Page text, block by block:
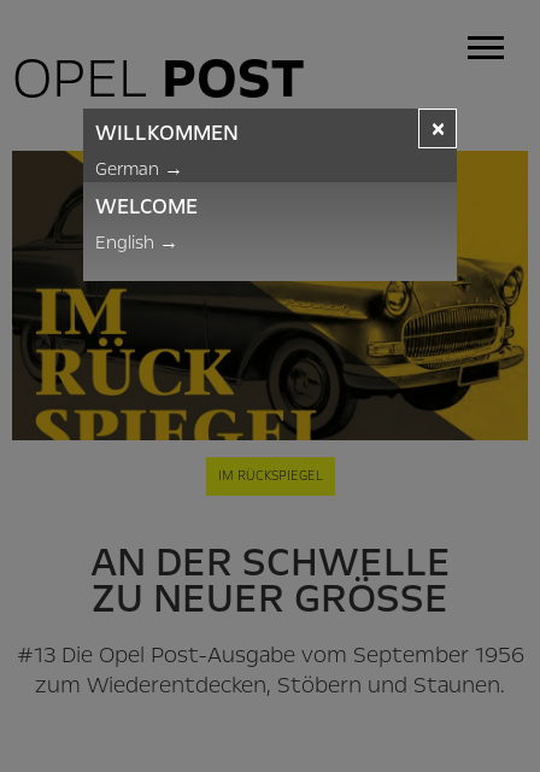
OPEL POST
IM RÜCKSPIEGEL
AN DER SCHWELLE
ZU NEUER GRÖSSE
#13 Die Opel Post-Ausgabe vom September 1956
zum Wiederentdecken, Stöbern und Staunen.
×
WILLKOMMEN
German →
WELCOME
English →